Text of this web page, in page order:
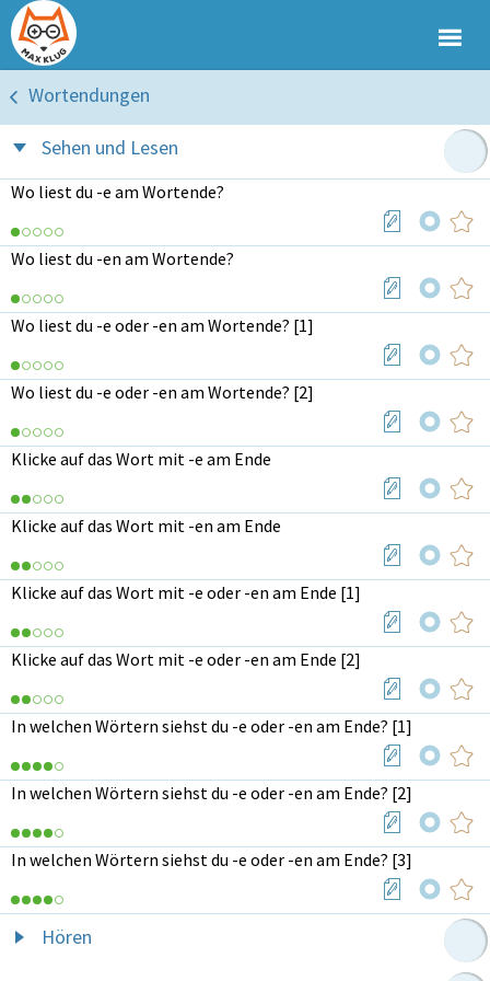
Wortendungen
Sehen und Lesen
Wo liest du -e am Wortende?
Wo liest du -en am Wortende?
Wo liest du -e oder -en am Wortende? [1]
Wo liest du -e oder -en am Wortende? [2]
Klicke auf das Wort mit -e am Ende
Klicke auf das Wort mit -en am Ende
Klicke auf das Wort mit -e oder -en am Ende [1]
Klicke auf das Wort mit -e oder -en am Ende [2]
In welchen Wörtern siehst du -e oder -en am Ende? [1]
In welchen Wörtern siehst du -e oder -en am Ende? [2]
In welchen Wörtern siehst du -e oder -en am Ende? [3]
Hören